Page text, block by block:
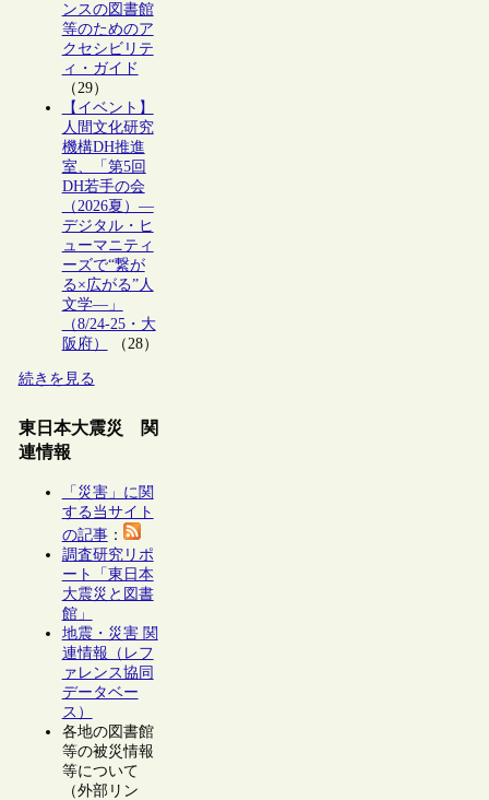
ンスの図書館
等のためのア
クセシビリテ
ィ・ガイド
（29）
【イベント】
人間文化研究
機構DH推進
室、「第5回
DH若手の会
（2026夏）―
デジタル・ヒ
ューマニティ
ーズで“繋が
る×広がる”人
文学―」
（8/24-25・大
阪府）
（28）
続きを見る
東日本大震災 関
連情報
「災害」に関
する当サイト
の記事：
調査研究リポ
ート「東日本
大震災と図書
館」
地震・災害 関
連情報（レフ
ァレンス協同
データベー
ス）
各地の図書館
等の被災情報
等について
（外部リン